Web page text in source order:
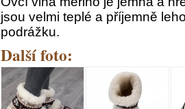
jsou velmi teplé a příjemně
podrážku.
Další foto: